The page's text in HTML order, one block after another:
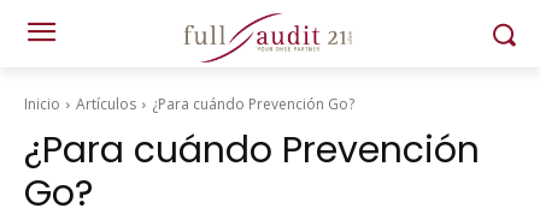
Inicio Artículos ¿Para cuándo Prevención Go?
¿Para cuándo Prevención
Go?